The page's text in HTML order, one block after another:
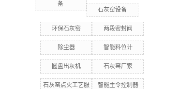
备
石灰窑设备
环保石灰窑 两段密封阀
除尘器 智能料位计
圆盘出灰机 石灰窑厂家
石灰窑点火工艺服
智能主令控制器